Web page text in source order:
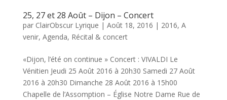
25, 27 et 28 Août – Dijon – Concert
par ClairObscur Lyrique | Août 18, 2016 | 2016, A
venir, Agenda, Récital & concert
«Dijon, l’été on continue » Concert : VIVALDI Le
Vénitien Jeudi 25 Août 2016 à 20h30 Samedi 27 Août
2016 à 20h30 Dimanche 28 Août 2016 à 15h00
Chapelle de l’Assomption – Église Notre Dame Rue de